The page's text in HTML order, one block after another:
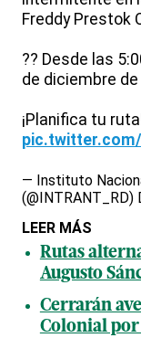
Freddy Prestok
?? Desde las
de diciembre de
¡Planifica tu
— Instituto
(@INTRANT_RD)
LEER MÁS
Rutas
Augusto
Cerrarán
Colonial